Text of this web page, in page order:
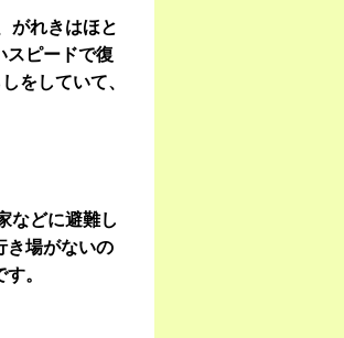
がれきはほと
スピードで復
をしていて、
などに避難し
き場がないの
。